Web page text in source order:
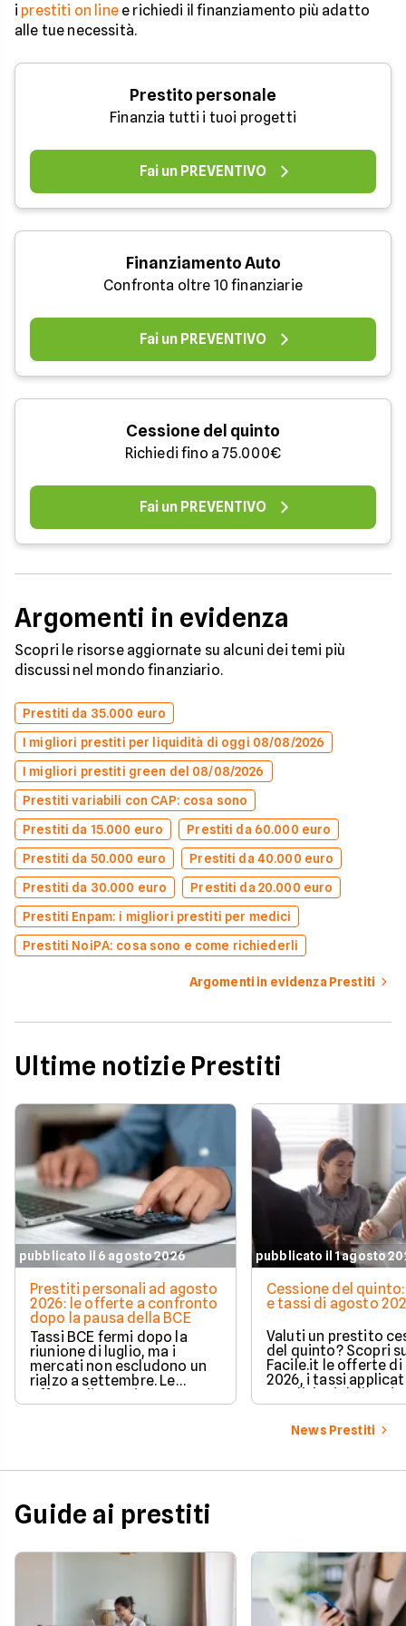
i prestiti on linee richiedi il finanziamento più adatto
alle tue necessità.
Prestito personale
Finanzia tutti i tuoi progetti
Fai un PREVENTIVO
Finanziamento Auto
Confronta oltre 10 finanziarie
Fai un PREVENTIVO
Cessione del quinto
Richiedi fino a 75.000€
Fai un PREVENTIVO
Argomenti in evidenza
Scopri le risorse aggiornate su alcuni dei temi più
discussi nel mondo finanziario.
Prestiti da 35.000 euro
I migliori prestiti per liquidità di oggi 08/08/2026
I migliori prestiti green del 08/08/2026
Prestiti variabili con CAP: cosa sono
Prestiti da 15.000 euro
Prestiti da 60.000 euro
Prestiti da 50.000 euro
Prestiti da 40.000 euro
Prestiti da 30.000 euro
Prestiti da 20.000 euro
Prestiti Enpam: i migliori prestiti per medici
Prestiti NoiPA: cosa sono e come richiederli
Argomenti in evidenza Prestiti
Ultime notizie Prestiti
pubblicato il 6 agosto 2026
Prestiti personali ad agosto
2026: le offerte a confronto
dopo la pausa della BCE
Tassi BCE fermi dopo la
riunione di luglio, ma i
mercati non escludono un
rialzo a settembre. Le
offerte di prestito
personale di agosto 2026 su
pubblicato il 1 agosto
Cessione del
e tassi di agosto
Valuti un prestito
del quinto? Scopri
Facile.it le offerte
2026, i tassi
condizioni delle
soluzioni disponibili.
News Prestiti
Guide ai prestiti